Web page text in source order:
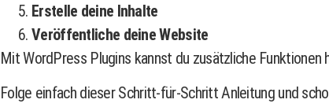
Erstelle deine Inhalte
Veröffentliche deine Website
Mit WordPress Plugins kannst du zusätzliche
Folge einfach dieser Schritt-für-Schritt Anleitung und